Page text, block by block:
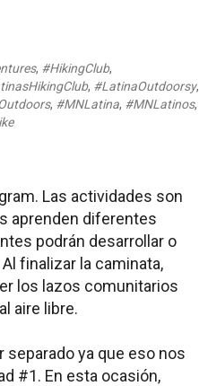
, #HikingClub,
, #LatinaOutdoorsy,
, #MNLatina, #MNLatinos,
Las actividades son
aprenden diferentes
podrán desarrollar o
finalizar la caminata,
los lazos comunitarios
aire libre.
separado ya que eso nos
#1. En esta ocasión,